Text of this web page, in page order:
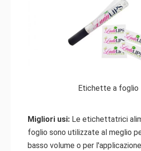
Etichette a foglio
Migliori usi:Le etichettatrici
foglio sono utilizzate al meglio
basso volume o per